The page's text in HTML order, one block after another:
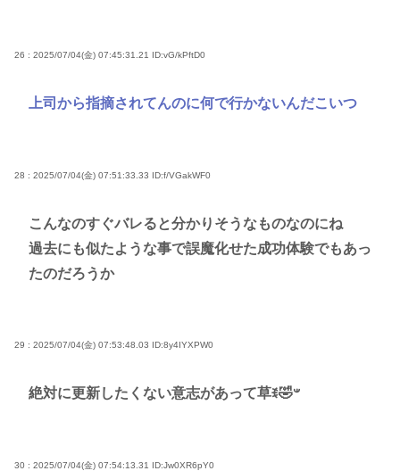
26 : 2025/07/04(金) 07:45:31.21 ID:vG/kPftD0
上司から指摘されてんのに何で行かないんだこいつ
28 : 2025/07/04(金) 07:51:33.33 ID:f/VGakWF0
こんなのすぐバレると分かりそうなものなのにね
過去にも似たような事で誤魔化せた成功体験でもあっ
たのだろうか
29 : 2025/07/04(金) 07:53:48.03 ID:8y4IYXPW0
絶対に更新したくない意志があって草ꉂ🤣𐤔
30 : 2025/07/04(金) 07:54:13.31 ID:Jw0XR6pY0